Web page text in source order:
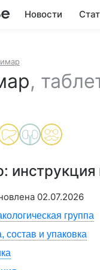
Новости
,
:
02.07.2026
группа
и упаковка